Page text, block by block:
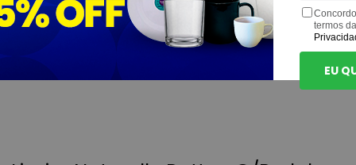
termos
EU